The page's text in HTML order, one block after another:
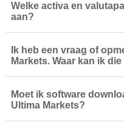
Welke activa en
aan?
Ik heb een vraag of
Markets. Waar kan ik
Moet ik software
Ultima Markets?